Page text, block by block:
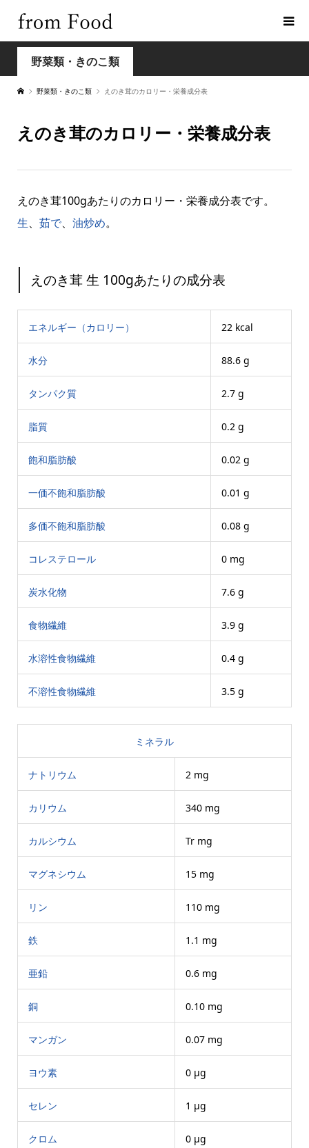
野菜類・きのこ類
野菜類・きのこ類 えのき茸のカロリー・栄養成分表
えのき茸のカロリー・栄養成分表
えのき茸100gあたりのカロリー・栄養成分表です。
生、 茹で、 油炒め。
えのき茸 生 100gあたりの成分表
エネルギー（カロリー） 22 kcal
水分 88.6 g
タンパク質 2.7 g
脂質 0.2 g
飽和脂肪酸 0.02 g
一価不飽和脂肪酸 0.01 g
多価不飽和脂肪酸 0.08 g
コレステロール 0 mg
炭水化物 7.6 g
食物繊維 3.9 g
水溶性食物繊維 0.4 g
不溶性食物繊維 3.5 g
ミネラル
ナトリウム 2 mg
カリウム 340 mg
カルシウム Tr mg
マグネシウム 15 mg
リン 110 mg
鉄 1.1 mg
亜鉛 0.6 mg
銅 0.10 mg
マンガン 0.07 mg
ヨウ素 0 μg
セレン 1 μg
クロム 0 μg